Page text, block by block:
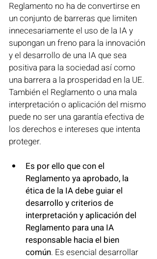
Reglamento no ha de convertirse en
un conjunto de barreras que limiten
innecesariamente el uso de la IA y
supongan un freno para la innovación
y el desarrollo de una IA que sea
positiva para la sociedad así como
una barrera a la prosperidad en la UE.
También el Reglamento o una mala
interpretación o aplicación del mismo
puede no ser una garantía efectiva de
los derechos e intereses que intenta
proteger.
Es por ello que con el
Reglamento ya aprobado, la
ética de la IA debe guiar el
desarrollo y criterios de
interpretación y aplicación del
Reglamento para una IA
responsable hacia el bien
común. Es esencial desarrollar